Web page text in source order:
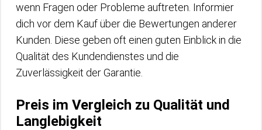
wenn Fragen oder Probleme auftreten. Informier
dich vor dem Kauf über die Bewertungen anderer
Kunden. Diese geben oft einen guten Einblick in die
Qualität des Kundendienstes und die
Zuverlässigkeit der Garantie.
Preis im Vergleich zu Qualität und
Langlebigkeit